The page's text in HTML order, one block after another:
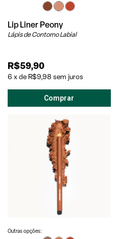
Lip Liner Peony
Lápis de Contorno Labial
R$59,90
6 xde R$9,98 sem juros
Outras opções: